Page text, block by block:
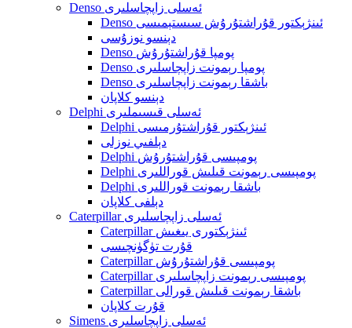
Denso ئەسلى زاپچاسلىرى
Denso ئىنژېكتور قۇراشتۇرۇش سىستېمىسى
دېنسو نوزۇسى
Denso پومپا قۇراشتۇرۇش
Denso پومپا رېمونت زاپچاسلىرى
Denso باشقا رېمونت زاپچاسلىرى
دېنسو كلاپان
Delphi ئەسلى قىسىملىرى
Delphi ئىنژېكتور قۇراشتۇرمىسى
دېلفىي نوزلى
Delphi پومپىسى قۇراشتۇرۇش
Delphi پومپىسى رېمونت قىلىش قوراللىرى
Delphi باشقا رېمونت قوراللىرى
دېلفى كلاپان
Caterpillar ئەسلى زاپچاسلىرى
Caterpillar ئىنژېكتورى يىغىش
قۇرت تۈگۈنچىسى
Caterpillar پومپىسى قۇراشتۇرۇش
Caterpillar پومپىسى رېمونت زاپچاسلىرى
Caterpillar باشقا رېمونت قىلىش قورالى
قۇرت كلاپان
Simens ئەسلى زاپچاسلىرى